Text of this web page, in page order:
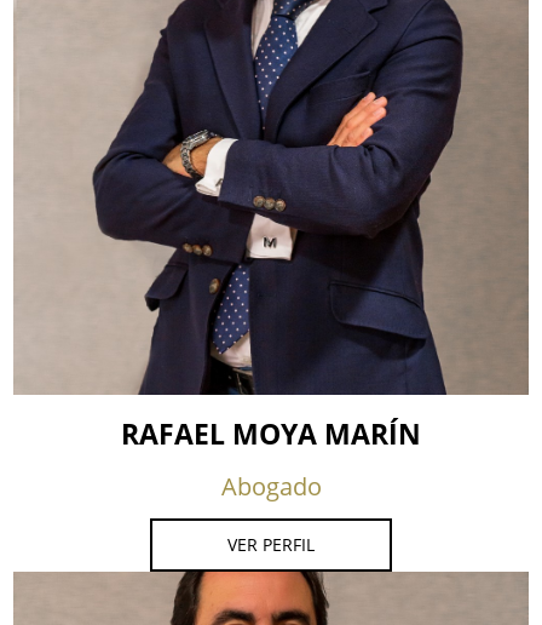
RAFAEL MOYA MARÍN
Abogado
VER PERFIL